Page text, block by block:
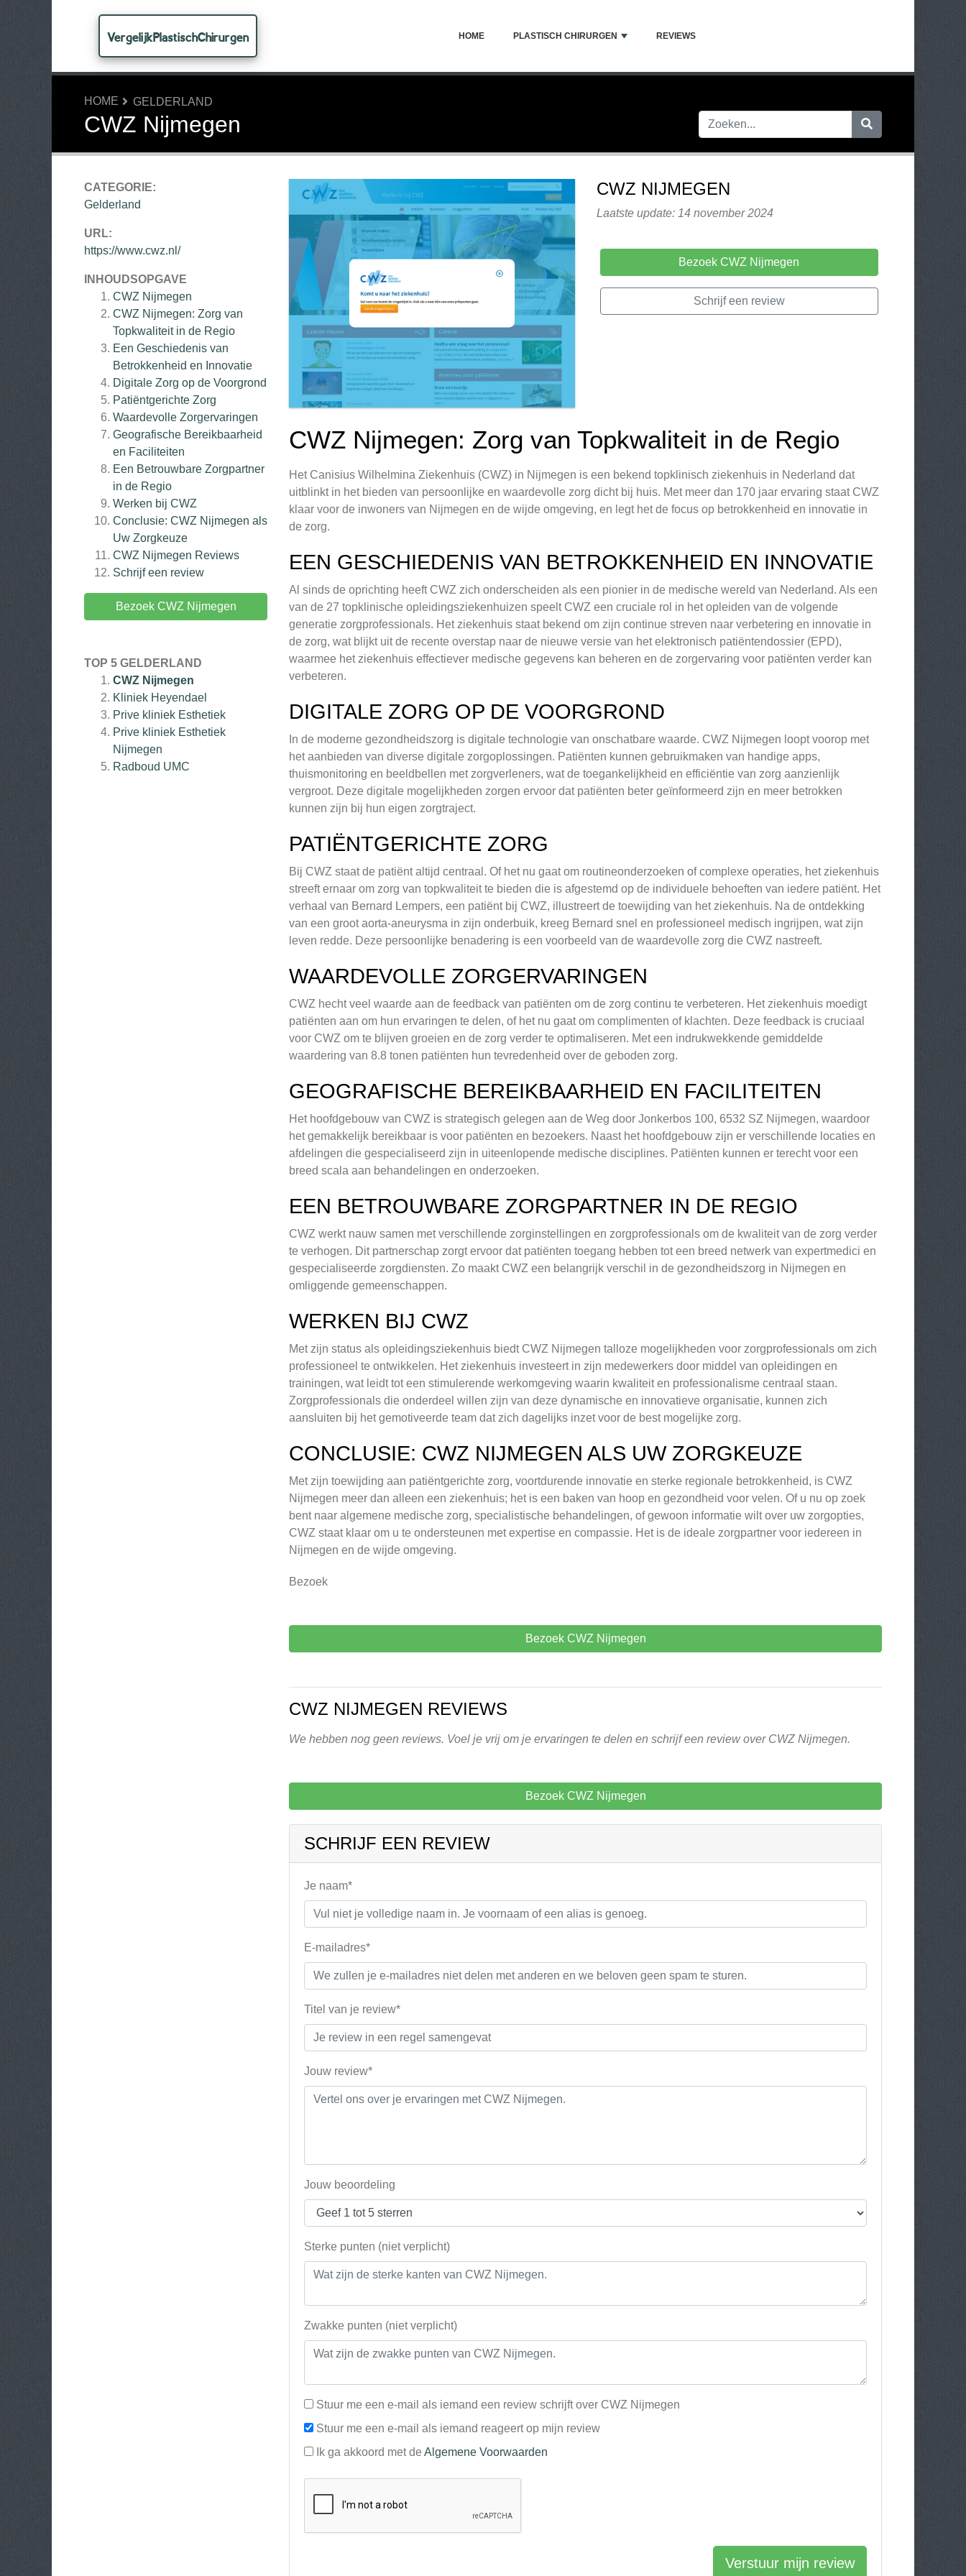
VergelijkPlastischChirurgen HOME PLASTISCH CHIRURGEN REVIEWS
HOME GELDERLAND
CWZ Nijmegen
CATEGORIE:
Gelderland
URL:
https://www.cwz.nl/
INHOUDSOPGAVE
CWZ Nijmegen
CWZ Nijmegen: Zorg van
Topkwaliteit in de Regio
Een Geschiedenis van
Betrokkenheid en Innovatie
Digitale Zorg op de Voorgrond
Patiëntgerichte Zorg
Waardevolle Zorgervaringen
Geografische Bereikbaarheid
en Faciliteiten
Een Betrouwbare Zorgpartner
in de Regio
Werken bij CWZ
Conclusie: CWZ Nijmegen als
Uw Zorgkeuze
CWZ Nijmegen Reviews
Schrijf een review
Bezoek CWZ Nijmegen
TOP 5 GELDERLAND
CWZ Nijmegen
Kliniek Heyendael
Prive kliniek Esthetiek
Prive kliniek Esthetiek
Nijmegen
Radboud UMC
CWZ NIJMEGEN
Laatste update: 14 november 2024
Bezoek CWZ Nijmegen
Schrijf een review
CWZ Nijmegen: Zorg van Topkwaliteit in de Regio
Het Canisius Wilhelmina Ziekenhuis (CWZ) in Nijmegen is een bekend topklinisch ziekenhuis in Nederland dat
uitblinkt in het bieden van persoonlijke en waardevolle zorg dicht bij huis. Met meer dan 170 jaar ervaring staat CWZ
klaar voor de inwoners van Nijmegen en de wijde omgeving, en legt het de focus op betrokkenheid en innovatie in
de zorg.
EEN GESCHIEDENIS VAN BETROKKENHEID EN INNOVATIE
Al sinds de oprichting heeft CWZ zich onderscheiden als een pionier in de medische wereld van Nederland. Als een
van de 27 topklinische opleidingsziekenhuizen speelt CWZ een cruciale rol in het opleiden van de volgende
generatie zorgprofessionals. Het ziekenhuis staat bekend om zijn continue streven naar verbetering en innovatie in
de zorg, wat blijkt uit de recente overstap naar de nieuwe versie van het elektronisch patiëntendossier (EPD),
waarmee het ziekenhuis effectiever medische gegevens kan beheren en de zorgervaring voor patiënten verder kan
verbeteren.
DIGITALE ZORG OP DE VOORGROND
In de moderne gezondheidszorg is digitale technologie van onschatbare waarde. CWZ Nijmegen loopt voorop met
het aanbieden van diverse digitale zorgoplossingen. Patiënten kunnen gebruikmaken van handige apps,
thuismonitoring en beeldbellen met zorgverleners, wat de toegankelijkheid en efficiëntie van zorg aanzienlijk
vergroot. Deze digitale mogelijkheden zorgen ervoor dat patiënten beter geïnformeerd zijn en meer betrokken
kunnen zijn bij hun eigen zorgtraject.
PATIËNTGERICHTE ZORG
Bij CWZ staat de patiënt altijd centraal. Of het nu gaat om routineonderzoeken of complexe operaties, het ziekenhuis
streeft ernaar om zorg van topkwaliteit te bieden die is afgestemd op de individuele behoeften van iedere patiënt. Het
verhaal van Bernard Lempers, een patiënt bij CWZ, illustreert de toewijding van het ziekenhuis. Na de ontdekking
van een groot aorta-aneurysma in zijn onderbuik, kreeg Bernard snel en professioneel medisch ingrijpen, wat zijn
leven redde. Deze persoonlijke benadering is een voorbeeld van de waardevolle zorg die CWZ nastreeft.
WAARDEVOLLE ZORGERVARINGEN
CWZ hecht veel waarde aan de feedback van patiënten om de zorg continu te verbeteren. Het ziekenhuis moedigt
patiënten aan om hun ervaringen te delen, of het nu gaat om complimenten of klachten. Deze feedback is cruciaal
voor CWZ om te blijven groeien en de zorg verder te optimaliseren. Met een indrukwekkende gemiddelde
waardering van 8.8 tonen patiënten hun tevredenheid over de geboden zorg.
GEOGRAFISCHE BEREIKBAARHEID EN FACILITEITEN
Het hoofdgebouw van CWZ is strategisch gelegen aan de Weg door Jonkerbos 100, 6532 SZ Nijmegen, waardoor
het gemakkelijk bereikbaar is voor patiënten en bezoekers. Naast het hoofdgebouw zijn er verschillende locaties en
afdelingen die gespecialiseerd zijn in uiteenlopende medische disciplines. Patiënten kunnen er terecht voor een
breed scala aan behandelingen en onderzoeken.
EEN BETROUWBARE ZORGPARTNER IN DE REGIO
CWZ werkt nauw samen met verschillende zorginstellingen en zorgprofessionals om de kwaliteit van de zorg verder
te verhogen. Dit partnerschap zorgt ervoor dat patiënten toegang hebben tot een breed netwerk van expertmedici en
gespecialiseerde zorgdiensten. Zo maakt CWZ een belangrijk verschil in de gezondheidszorg in Nijmegen en
omliggende gemeenschappen.
WERKEN BIJ CWZ
Met zijn status als opleidingsziekenhuis biedt CWZ Nijmegen talloze mogelijkheden voor zorgprofessionals om zich
professioneel te ontwikkelen. Het ziekenhuis investeert in zijn medewerkers door middel van opleidingen en
trainingen, wat leidt tot een stimulerende werkomgeving waarin kwaliteit en professionalisme centraal staan.
Zorgprofessionals die onderdeel willen zijn van deze dynamische en innovatieve organisatie, kunnen zich
aansluiten bij het gemotiveerde team dat zich dagelijks inzet voor de best mogelijke zorg.
CONCLUSIE: CWZ NIJMEGEN ALS UW ZORGKEUZE
Met zijn toewijding aan patiëntgerichte zorg, voortdurende innovatie en sterke regionale betrokkenheid, is CWZ
Nijmegen meer dan alleen een ziekenhuis; het is een baken van hoop en gezondheid voor velen. Of u nu op zoek
bent naar algemene medische zorg, specialistische behandelingen, of gewoon informatie wilt over uw zorgopties,
CWZ staat klaar om u te ondersteunen met expertise en compassie. Het is de ideale zorgpartner voor iedereen in
Nijmegen en de wijde omgeving.
Bezoek
Bezoek CWZ Nijmegen
CWZ NIJMEGEN REVIEWS
We hebben nog geen reviews. Voel je vrij om je ervaringen te delen en schrijf een review over CWZ Nijmegen.
Bezoek CWZ Nijmegen
SCHRIJF EEN REVIEW
Je naam*
E-mailadres*
Titel van je review*
Jouw review*
Jouw beoordeling
Sterke punten (niet verplicht)
Zwakke punten (niet verplicht)
Stuur me een e-mail als iemand een review schrijft over CWZ Nijmegen
Stuur me een e-mail als iemand reageert op mijn review
Ik ga akkoord met de Algemene Voorwaarden
Verstuur mijn review